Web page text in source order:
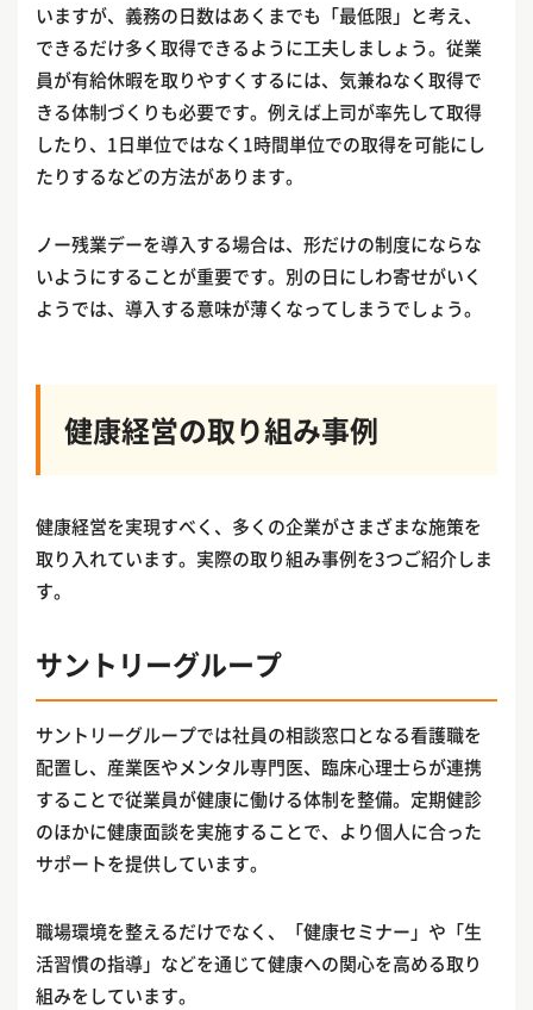
いますが、義務の日数はあくまでも「最低限」と考え、
できるだけ多く取得できるように工夫しましょう。従業
員が有給休暇を取りやすくするには、気兼ねなく取得で
きる体制づくりも必要です。例えば上司が率先して取得
したり、1日単位ではなく1時間単位での取得を可能にし
たりするなどの方法があります。
ノー残業デーを導入する場合は、形だけの制度にならな
いようにすることが重要です。別の日にしわ寄せがいく
ようでは、導入する意味が薄くなってしまうでしょう。
健康経営の取り組み事例
健康経営を実現すべく、多くの企業がさまざまな施策を
取り入れています。実際の取り組み事例を3つご紹介しま
す。
サントリーグループ
サントリーグループでは社員の相談窓口となる看護職を
配置し、産業医やメンタル専門医、臨床心理士らが連携
することで従業員が健康に働ける体制を整備。定期健診
のほかに健康面談を実施することで、より個人に合った
サポートを提供しています。
職場環境を整えるだけでなく、「健康セミナー」や「生
活習慣の指導」などを通じて健康への関心を高める取り
組みをしています。